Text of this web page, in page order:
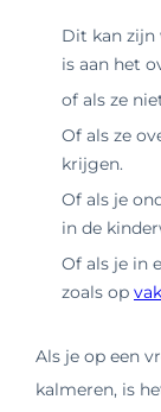
Dit kan zijn
is aan het
of als ze
Of als ze
krijgen.
Of als je
in de
Of als je in
zoals op
Als je op een
kalmeren, is